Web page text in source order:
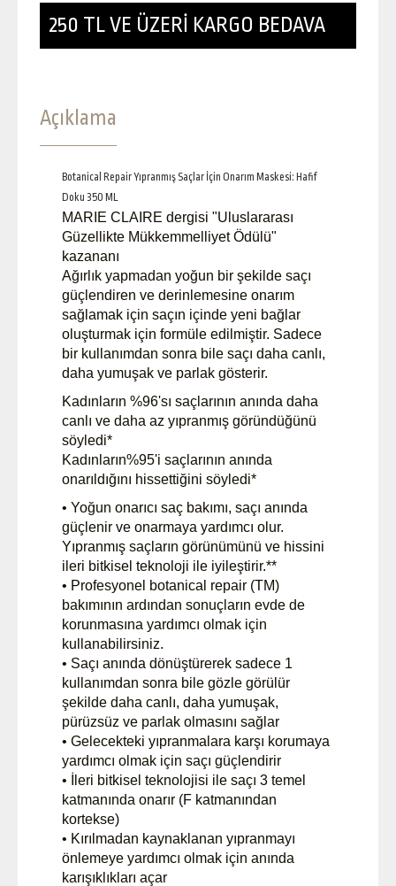
250 TL VE ÜZERİ KARGO BEDAVA
Açıklama
Botanical Repair Yıpranmış Saçlar İçin Onarım Maskesi: Hafif
Doku 350 ML
MARIE CLAIRE dergisi "Uluslararası
Güzellikte Mükkemmelliyet Ödülü"
kazananı
Ağırlık yapmadan yoğun bir şekilde saçı
güçlendiren ve derinlemesine onarım
sağlamak için saçın içinde yeni bağlar
oluşturmak için formüle edilmiştir. Sadece
bir kullanımdan sonra bile saçı daha canlı,
daha yumuşak ve parlak gösterir.
Kadınların %96'sı saçlarının anında daha
canlı ve daha az yıpranmış göründüğünü
söyledi*
Kadınların%95'i saçlarının anında
onarıldığını hissettiğini söyledi*
• Yoğun onarıcı saç bakımı, saçı anında
güçlenir ve onarmaya yardımcı olur.
Yıpranmış saçların görünümünü ve hissini
ileri bitkisel teknoloji ile iyileştirir.**
• Profesyonel botanical repair (TM)
bakımının ardından sonuçların evde de
korunmasına yardımcı olmak için
kullanabilirsiniz.
• Saçı anında dönüştürerek sadece 1
kullanımdan sonra bile gözle görülür
şekilde daha canlı, daha yumuşak,
pürüzsüz ve parlak olmasını sağlar
• Gelecekteki yıpranmalara karşı korumaya
yardımcı olmak için saçı güçlendirir
• İleri bitkisel teknolojisi ile saçı 3 temel
katmanında onarır (F katmanından
kortekse)
• Kırılmadan kaynaklanan yıpranmayı
önlemeye yardımcı olmak için anında
karışıklıkları açar